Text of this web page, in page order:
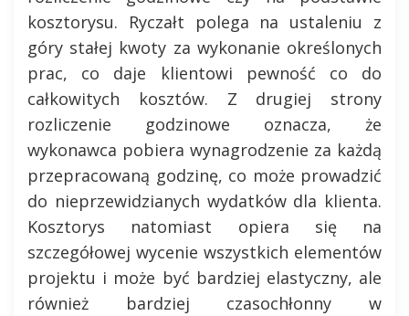
kosztorysu. Ryczałt polega na ustaleniu z
góry stałej kwoty za wykonanie określonych
prac, co daje klientowi pewność co do
całkowitych kosztów. Z drugiej strony
rozliczenie godzinowe oznacza, że
wykonawca pobiera wynagrodzenie za każdą
przepracowaną godzinę, co może prowadzić
do nieprzewidzianych wydatków dla klienta.
Kosztorys natomiast opiera się na
szczegółowej wycenie wszystkich elementów
projektu i może być bardziej elastyczny, ale
również bardziej czasochłonny w